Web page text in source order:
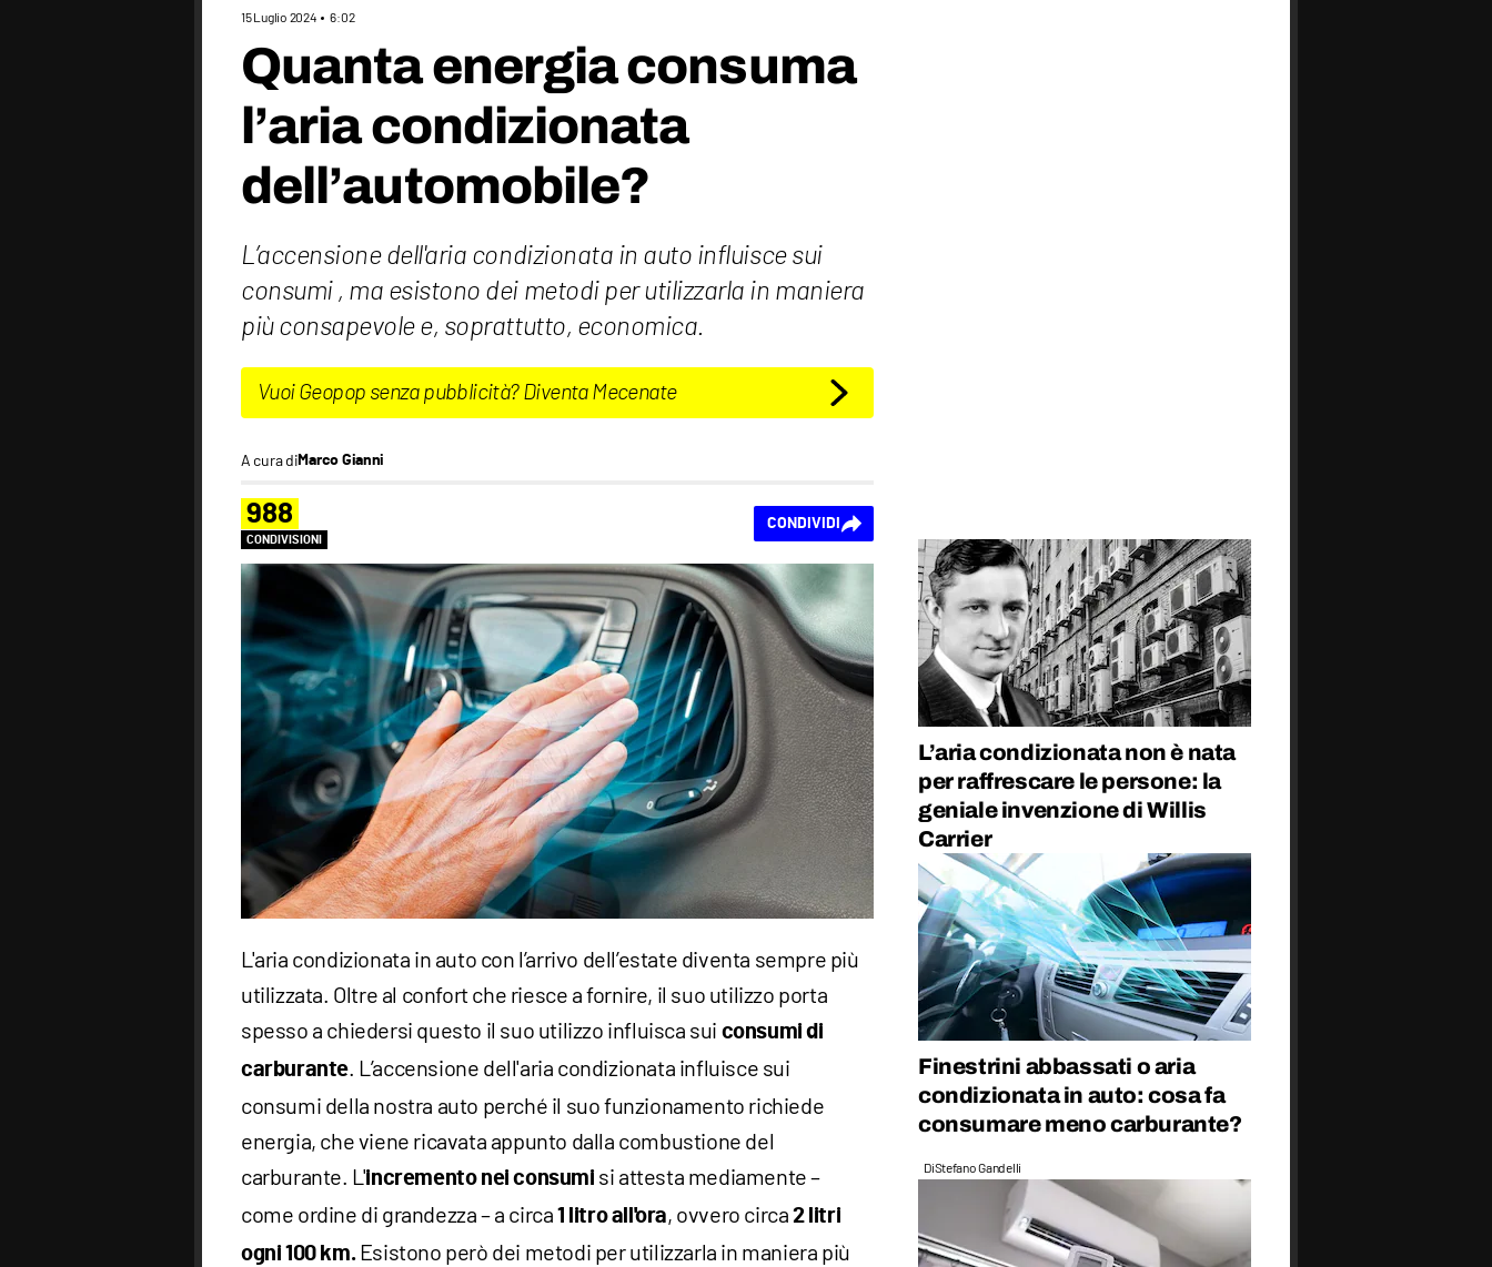
15 Luglio 2024 6:02
Quanta energia consuma
l’aria condizionata
dell’automobile?
L’accensione dell'aria condizionata in auto influisce sui
consumi , ma esistono dei metodi per utilizzarla in maniera
più consapevole e, soprattutto, economica.
Vuoi Geopop senza pubblicità? Diventa Mecenate
A cura diMarco Gianni
988
CONDIVISIONI
CONDIVIDI
L'aria condizionata in auto con l’arrivo dell’estate diventa sempre più
utilizzata. Oltre al confort che riesce a fornire, il suo utilizzo porta
spesso a chiedersi questo il suo utilizzo influisca sui consumi di
carburante. L’accensione dell'aria condizionata influisce sui
consumi della nostra auto perché il suo funzionamento richiede
energia, che viene ricavata appunto dalla combustione del
carburante. L'incremento nei consumi si attesta mediamente –
come ordine di grandezza – a circa1 litro all'ora, ovvero circa2 litri
ogni 100 km.Esistono però dei metodi per utilizzarla in maniera più
L’aria condizionata non è nata
per raffrescare le persone: la
geniale invenzione di Willis
Carrier
Finestrini abbassati o aria
condizionata in auto: cosa fa
consumare meno carburante?
DiStefano Gandelli